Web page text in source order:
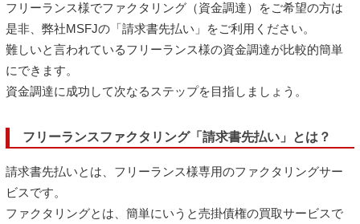
フリーランス様でファクタリング（資金調達）をご希望の方は
是非、弊社MSFJの「請求書先払い」をご利用ください。
難しいと言われているフリーランス様の資金調達が比較的簡単
にできます。
資金調達に成功して次なるステップを目指しましょう。
フリーランスファクタリング「請求書先払い」とは？
請求書先払いとは、フリーランス様専用のファクタリングサー
ビスです。
ファクタリングとは、簡単にいうと売掛債権の買取サービスで